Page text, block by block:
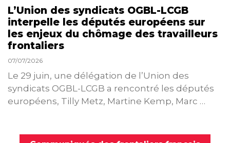
L’Union des syndicats OGBL-LCGB
interpelle les députés européens sur
les enjeux du chômage des travailleurs
frontaliers
07/07/2026
Le 29 juin, une délégation de l’Union des
syndicats OGBL-LCGB a rencontré les députés
européens, Tilly Metz, Martine Kemp, Marc …